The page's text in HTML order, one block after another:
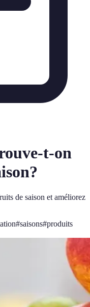
t-on
de saison et améliorez
#saisons#produits